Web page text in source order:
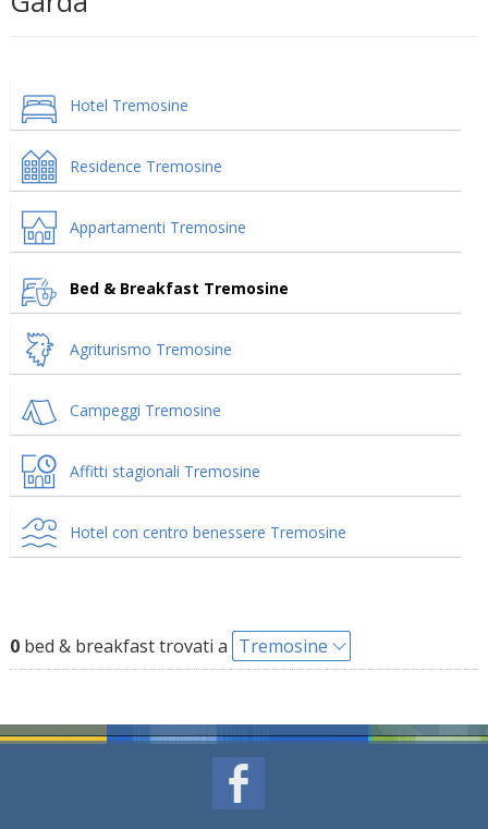
Hotel Tremosine
Residence Tremosine
Appartamenti Tremosine
Bed & Breakfast Tremosine
Agriturismo Tremosine
Campeggi Tremosine
Affitti stagionali Tremosine
Hotel con centro benessere Tremosine
0bed & breakfast trovati a Tremosine